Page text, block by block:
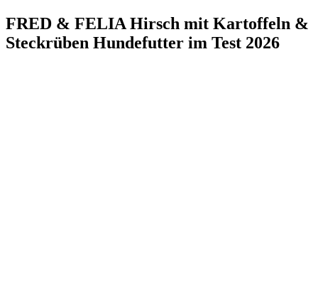
FRED & FELIA Hirsch mit Kartoffeln &
Steckrüben Hundefutter im Test 2026